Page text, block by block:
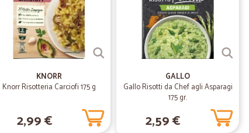
22/07/2020
04/07/2020
KNORR
Knorr Risotteria Carciofi 175 g
2,99 €
GALLO
Gallo Risotti da Chef agli Asparagi
175 gr.
2,59 €